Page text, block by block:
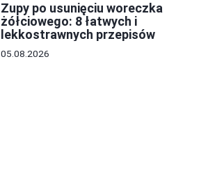
Zupy po usunięciu woreczka
żółciowego: 8 łatwych i
lekkostrawnych przepisów
05.08.2026